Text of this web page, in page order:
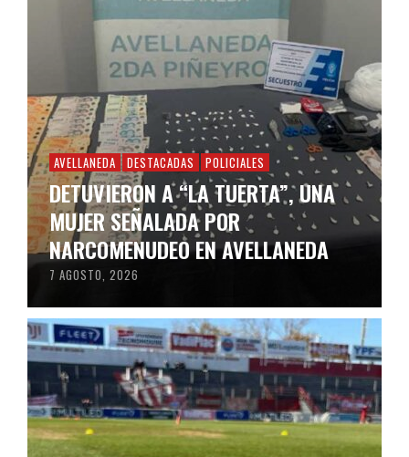
AVELLANEDA DESTACADAS POLICIALES
DETUVIERON A “LA TUERTA”, UNA
MUJER SEÑALADA POR
NARCOMENUDEO EN AVELLANEDA
7 AGOSTO, 2026